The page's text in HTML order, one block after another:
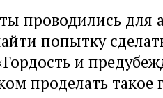
проводились для
попытку
и
проделать такое